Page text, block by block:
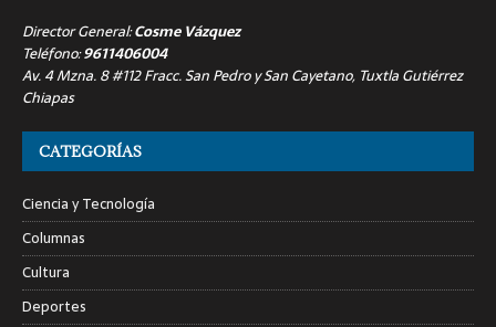
Director General:Cosme Vázquez
Teléfono:9611406004
Av. 4 Mzna. 8 #112 Fracc. San Pedro y San Cayetano, Tuxtla Gutiérrez
Chiapas
CATEGORÍAS
Ciencia y Tecnología
Columnas
Cultura
Deportes